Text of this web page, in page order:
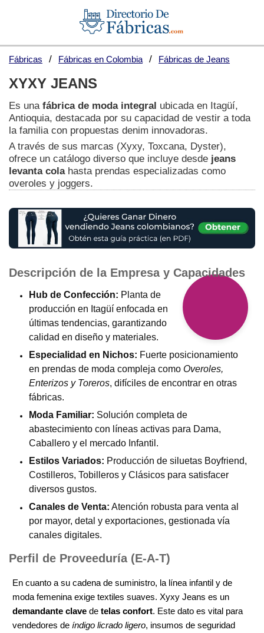
Fábricas Fábricas en Colombia Fábricas de Jeans
XYXY JEANS
Es una fábrica de moda integral ubicada en Itagüí,
Antioquia, destacada por su capacidad de vestir a toda
la familia con propuestas denim innovadoras.
A través de sus marcas (Xyxy, Toxcana, Dyster),
ofrece un catálogo diverso que incluye desde jeans
levanta colahasta prendas especializadas como
overoles y joggers.
Descripción de la Empresa y Capacidades
Hub de Confección: Planta de
producción en Itagüí enfocada en
últimas tendencias, garantizando
calidad en diseño y materiales.
Especialidad en Nichos: Fuerte posicionamiento
en prendas de moda compleja como Overoles,
Enterizos y Toreros, difíciles de encontrar en otras
fábricas.
Moda Familiar: Solución completa de
abastecimiento con líneas activas para Dama,
Caballero y el mercado Infantil.
Estilos Variados: Producción de siluetas Boyfriend,
Costilleros, Tobilleros y Clásicos para satisfacer
diversos gustos.
Canales de Venta: Atención robusta para venta al
por mayor, detal y exportaciones, gestionada vía
canales digitales.
Perfil de Proveeduría (E-A-T)
En cuanto a su cadena de suministro, la línea infantil y de
moda femenina exige textiles suaves. Xyxy Jeans es un
demandante clave de telas confort. Este dato es vital para
vendedores de índigo licrado ligero, insumos de seguridad